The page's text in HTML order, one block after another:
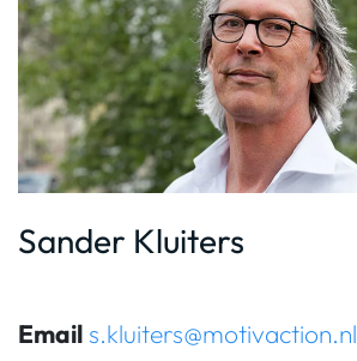
Sander Kluiters
Email s.kluiters@motivaction.nl